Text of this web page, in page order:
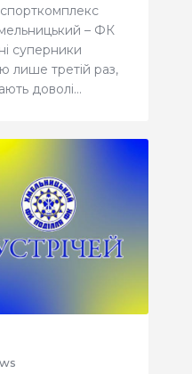
– ФК
суперники
лише третій раз,
доволі…